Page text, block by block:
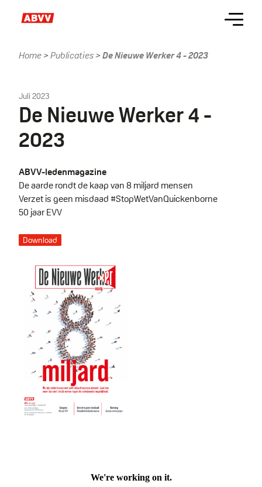
Menu
Home Publicaties De Nieuwe Werker 4 - 2023
Juli 2023
De Nieuwe Werker 4 -
2023
ABVV-ledenmagazine
De aarde rondt de kaap van 8 miljard mensen
Verzet is geen misdaad #StopWetVanQuickenborne
50 jaar EVV
Download